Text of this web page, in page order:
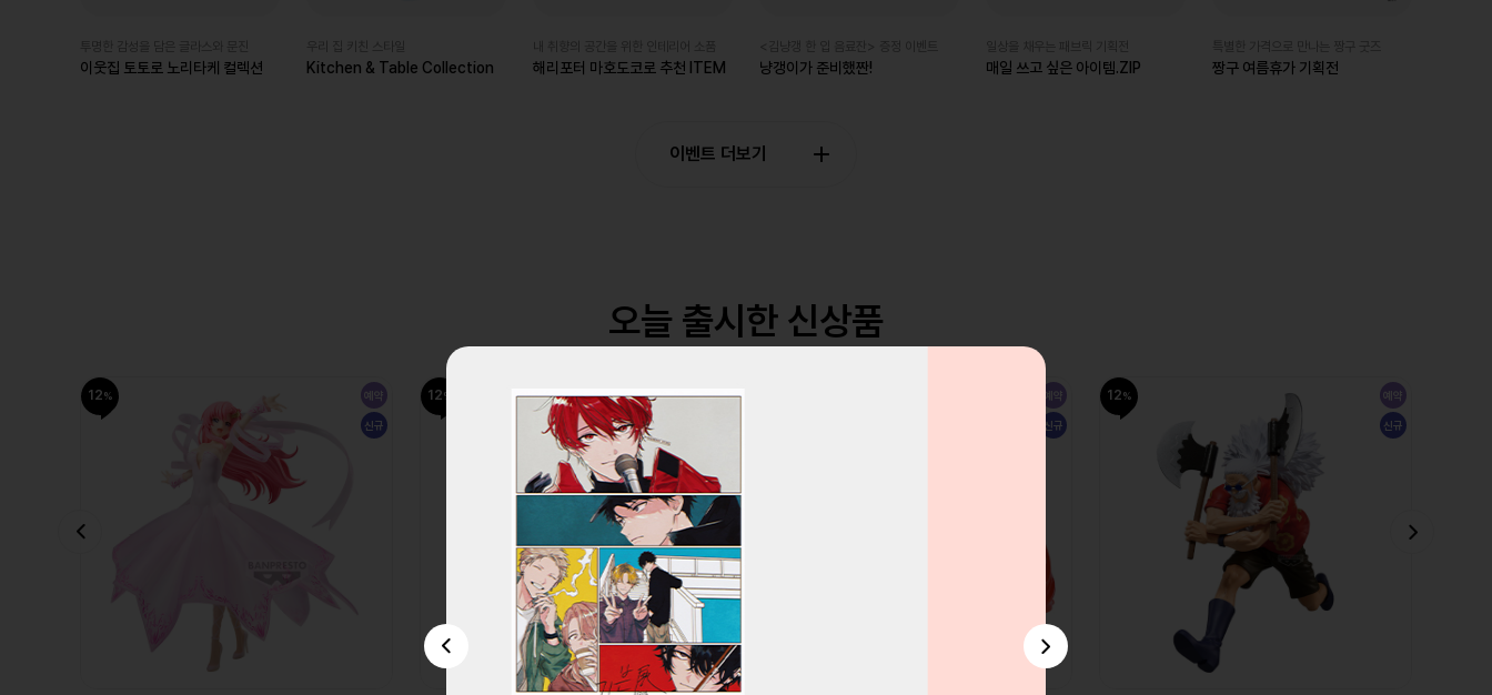
투명한 감성을 담은 글라스와 문진
이웃집 토토로 노리타케 컬렉션 Kitchen & Table Collection
내 취향의 공간을 위한 인테리어 소품
해리포터 마호도코로 추천 ITEM 냥갱이가 준비했짠!
일상을 채우는 패브릭 기획전
매일 쓰고 싶은 아이템.ZIP
특별한 가격으로 만나는 짱구 굿즈
짱구 여름휴가 기획전
이벤트 더보기
오늘 출시한 신상품
12 예약
신규
12 예약 예약
신규
12 예약
신규